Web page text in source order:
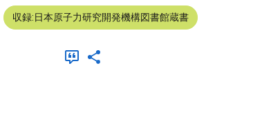
収録:日本原子力研究開発機構図書館蔵書